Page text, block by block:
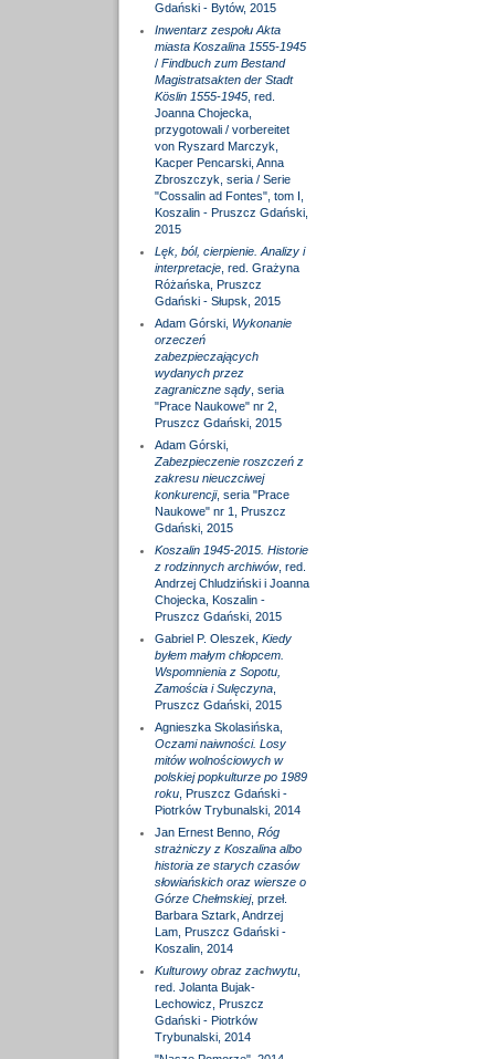
Gdański - Bytów, 2015
Inwentarz zespołu Akta
miasta Koszalina 1555-1945
/ Findbuch zum Bestand
Magistratsakten der Stadt
Köslin 1555-1945, red.
Joanna Chojecka,
przygotowali / vorbereitet
von Ryszard Marczyk,
Kacper Pencarski, Anna
Zbroszczyk, seria / Serie
"Cossalin ad Fontes", tom I,
Koszalin - Pruszcz Gdański,
2015
Lęk, ból, cierpienie. Analizy i
interpretacje, red. Grażyna
Różańska, Pruszcz
Gdański - Słupsk, 2015
Adam Górski, Wykonanie
orzeczeń
zabezpieczających
wydanych przez
zagraniczne sądy, seria
"Prace Naukowe" nr 2,
Pruszcz Gdański, 2015
Adam Górski,
Zabezpieczenie roszczeń z
zakresu nieuczciwej
konkurencji, seria "Prace
Naukowe" nr 1, Pruszcz
Gdański, 2015
Koszalin 1945-2015. Historie
z rodzinnych archiwów, red.
Andrzej Chludziński i Joanna
Chojecka, Koszalin -
Pruszcz Gdański, 2015
Gabriel P. Oleszek, Kiedy
byłem małym chłopcem.
Wspomnienia z Sopotu,
Zamościa i Sulęczyna,
Pruszcz Gdański, 2015
Agnieszka Skolasińska,
Oczami naiwności. Losy
mitów wolnościowych w
polskiej popkulturze po 1989
roku, Pruszcz Gdański -
Piotrków Trybunalski, 2014
Jan Ernest Benno, Róg
strażniczy z Koszalina albo
historia ze starych czasów
słowiańskich oraz wiersze o
Górze Chełmskiej, przeł.
Barbara Sztark, Andrzej
Lam, Pruszcz Gdański -
Koszalin, 2014
Kulturowy obraz zachwytu,
red. Jolanta Bujak-
Lechowicz, Pruszcz
Gdański - Piotrków
Trybunalski, 2014